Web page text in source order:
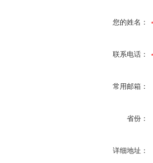
您的姓名：
联系电话：
常用邮箱：
省份：
详细地址：